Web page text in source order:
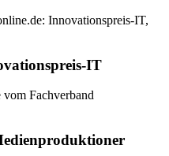
IT